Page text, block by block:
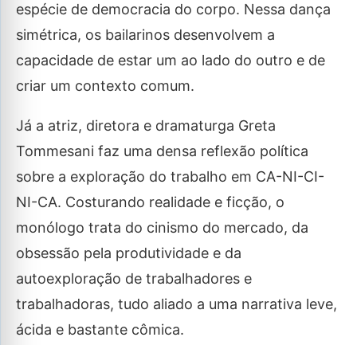
espécie de democracia do corpo. Nessa dança
simétrica, os bailarinos desenvolvem a
capacidade de estar um ao lado do outro e de
criar um contexto comum.
Já a atriz, diretora e dramaturga Greta
Tommesani faz uma densa reflexão política
sobre a exploração do trabalho em CA-NI-CI-
NI-CA. Costurando realidade e ficção, o
monólogo trata do cinismo do mercado, da
obsessão pela produtividade e da
autoexploração de trabalhadores e
trabalhadoras, tudo aliado a uma narrativa leve,
ácida e bastante cômica.